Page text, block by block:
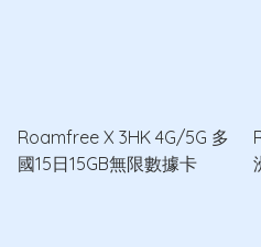
Roamfree X 3HK 4G/5G 多
國15日15GB無限數據卡